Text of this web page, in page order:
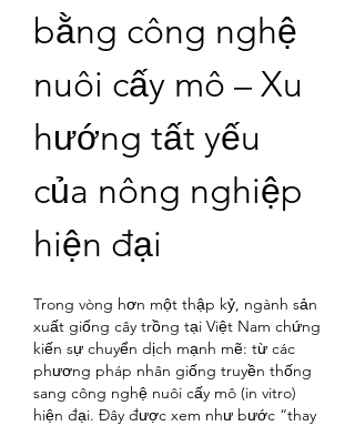
bằng công nghệ
nuôi cấy mô – Xu
hướng tất yếu
của nông nghiệp
hiện đại
Trong vòng hơn một thập kỷ, ngành sản
xuất giống cây trồng tại Việt Nam chứng
kiến sự chuyển dịch mạnh mẽ: từ các
phương pháp nhân giống truyền thống
sang công nghệ nuôi cấy mô (in vitro)
hiện đại. Đây được xem như bước “thay